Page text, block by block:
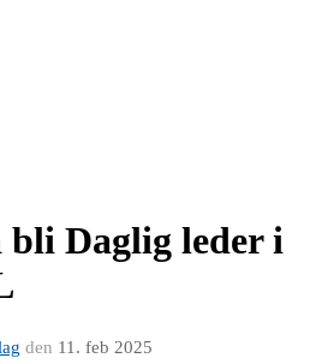
Daglig leder i
den 11. feb 2025